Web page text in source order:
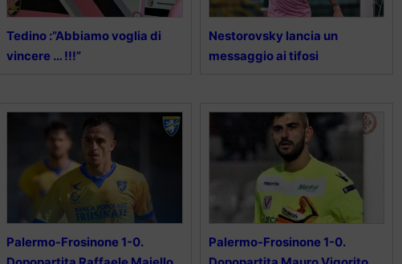
Tedino :”Abbiamo voglia di
vincere … !!!”
Nestorovsky lancia un
messaggio ai tifosi
Palermo-Frosinone 1-0.
Palermo-Frosinone 1-0.